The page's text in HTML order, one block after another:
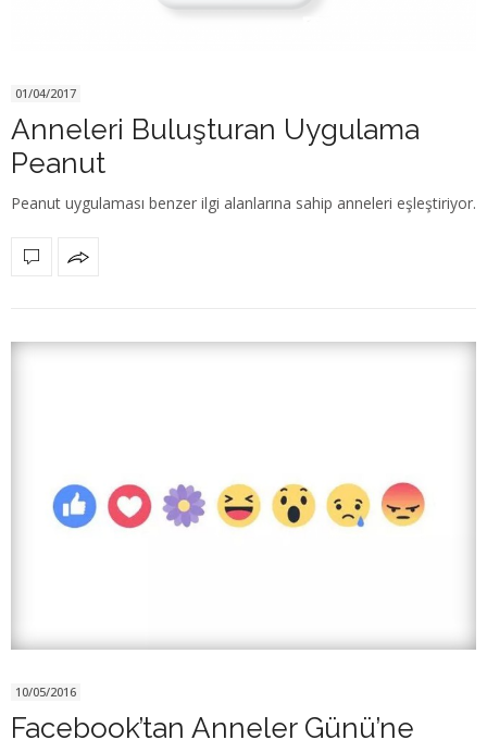
01/04/2017
Anneleri Buluşturan Uygulama
Peanut
Peanut uygulaması benzer ilgi alanlarına sahip anneleri eşleştiriyor.
10/05/2016
Facebook’tan Anneler Günü’ne